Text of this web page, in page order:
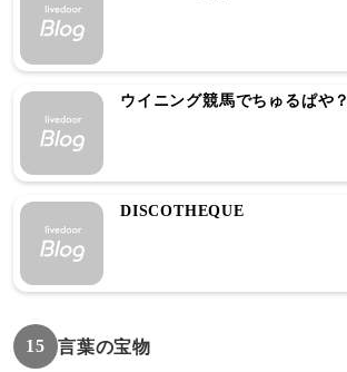
ウイニング競馬でちゅるぱや？
DISCOTHEQUE
15 言葉の宝物